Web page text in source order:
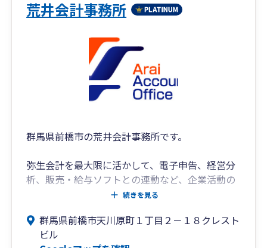
荒井会計事務所
群馬県前橋市の荒井会計事務所です。
弥生会計を最大限に活かして、電子申告、経営分
析、販売・給与ソフトとの連動など、企業活動の
サポートをしています。続きを見る
群馬県前橋市天川原町１丁目２－１８クレスト
ビル